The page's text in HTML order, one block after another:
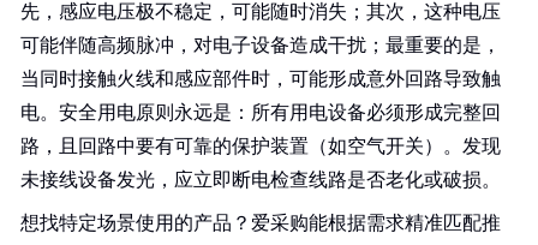
先，感应电压极不稳定，可能随时消失；其次，这种电压
可能伴随高频脉冲，对电子设备造成干扰；最重要的是，
当同时接触火线和感应部件时，可能形成意外回路导致触
电。安全用电原则永远是：所有用电设备必须形成完整回
路，且回路中要有可靠的保护装置（如空气开关）。发现
未接线设备发光，应立即断电检查线路是否老化或破损。
想找特定场景使用的产品？爱采购能根据需求精准匹配推